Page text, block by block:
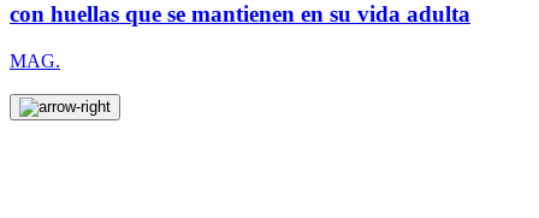
con huellas que se mantienen en su vida adulta
MAG.